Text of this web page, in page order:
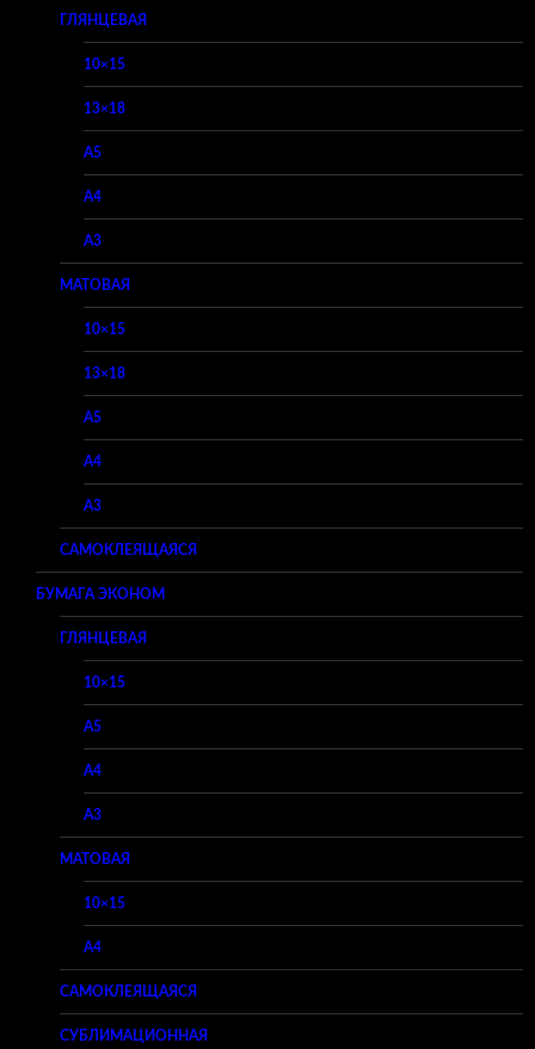
ГЛЯНЦЕВАЯ
10×15
13×18
A5
A4
A3
МАТОВАЯ
10×15
13×18
A5
A4
A3
САМОКЛЕЯЩАЯСЯ
БУМАГА ЭКОНОМ
ГЛЯНЦЕВАЯ
10×15
A5
A4
A3
МАТОВАЯ
10×15
A4
САМОКЛЕЯЩАЯСЯ
СУБЛИМАЦИОННАЯ